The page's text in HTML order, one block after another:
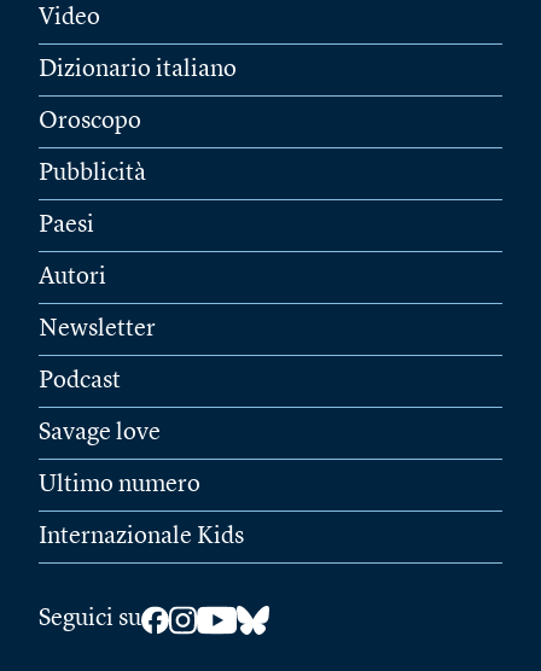
Video
Dizionario italiano
Oroscopo
Pubblicità
Paesi
Autori
Newsletter
Podcast
Savage love
Ultimo numero
Internazionale Kids
Seguici su